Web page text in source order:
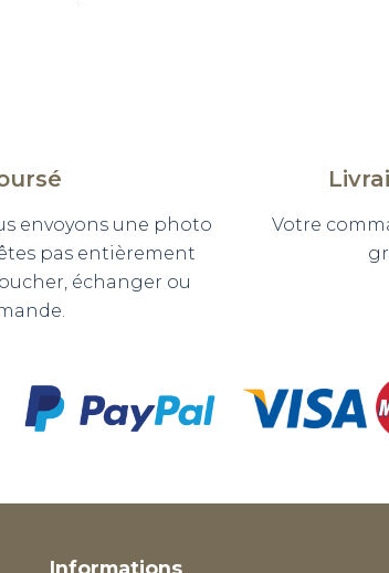
envoyons une photo
pas entièrement
échanger ou
Votre